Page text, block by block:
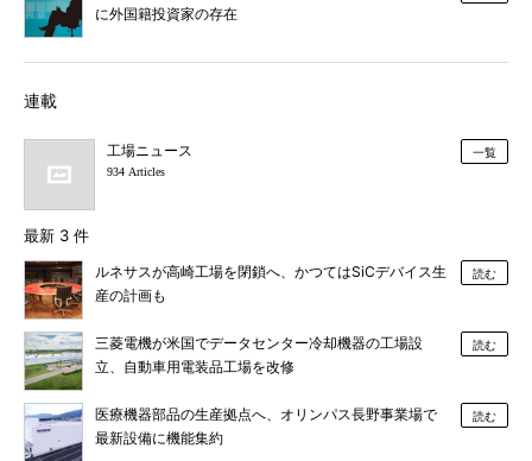
に外国籍投資家の存在
連載
工場ニュース
934 Articles
一覧
最新 3 件
ルネサスが高崎工場を閉鎖へ、かつてはSiCデバイス生
産の計画も
読む
三菱電機が米国でデータセンター冷却機器の工場設
立、自動車用電装品工場を改修
読む
医療機器部品の生産拠点へ、オリンパス長野事業場で
最新設備に機能集約
読む